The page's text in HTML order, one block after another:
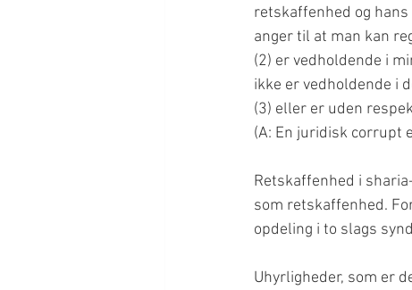
retskaffenhed og
anger til at man kan
(2) er vedholdende i
ikke er vedholdende i
(3) eller er uden
(A: En juridisk corrupt
Retskaffenhed i
som retskaffenhed.
opdeling i to slags
Uhyrligheder, som er